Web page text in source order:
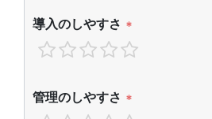
導入のしやすさ *
管理のしやすさ *